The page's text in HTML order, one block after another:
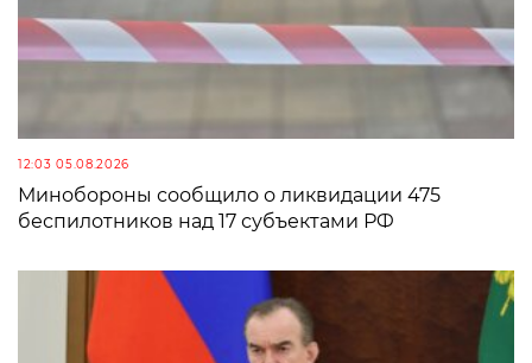
12:03 05.08.2026
Минобороны сообщило о ликвидации 475
беспилотников над 17 субъектами РФ